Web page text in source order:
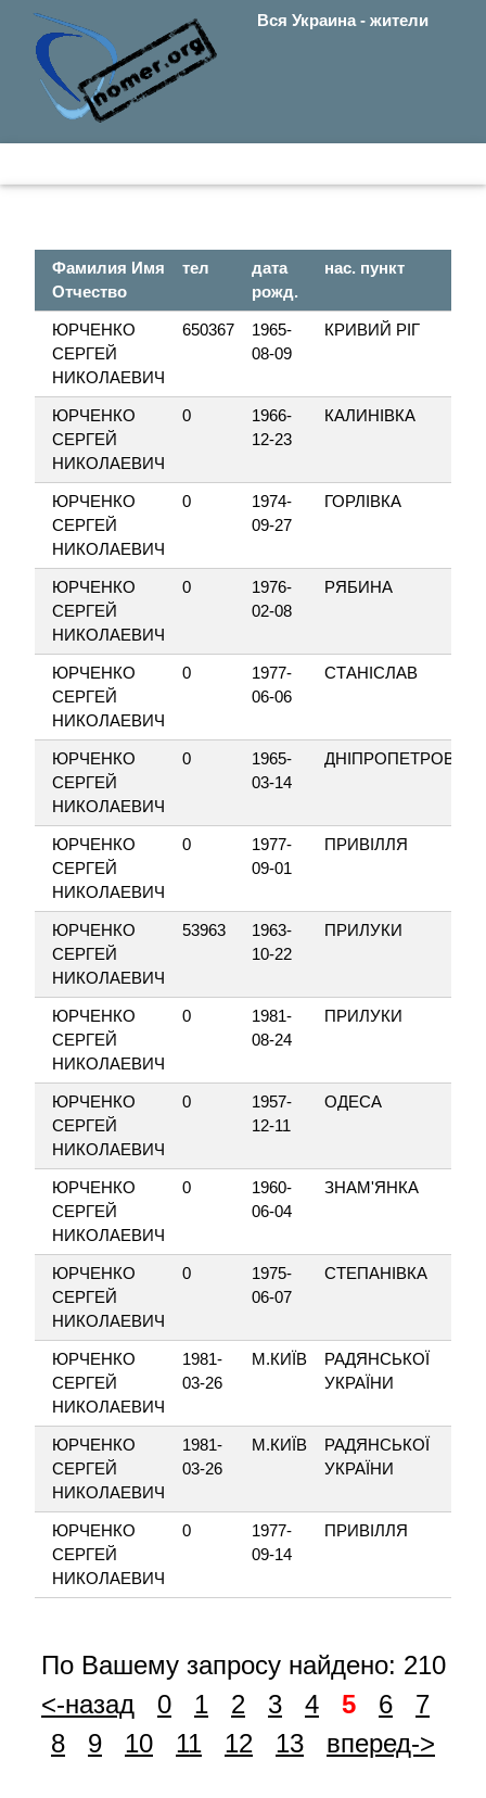
Вся Украина - жители
Фамилия Имя
Отчество
тел
дата
рожд.
нас. пункт
ЮРЧЕНКО
СЕРГЕЙ
НИКОЛАЕВИЧ
650367
1965-
08-09
КРИВИЙ РІГ
ЮРЧЕНКО
СЕРГЕЙ
НИКОЛАЕВИЧ
0
1966-
12-23
КАЛИНІВКА
ЮРЧЕНКО
СЕРГЕЙ
НИКОЛАЕВИЧ
0
1974-
09-27
ГОРЛІВКА
ЮРЧЕНКО
СЕРГЕЙ
НИКОЛАЕВИЧ
0
1976-
02-08
РЯБИНА
ЮРЧЕНКО
СЕРГЕЙ
НИКОЛАЕВИЧ
0
1977-
06-06
СТАНІСЛАВ
ЮРЧЕНКО
СЕРГЕЙ
НИКОЛАЕВИЧ
0
1965-
03-14
ДНІПРОПЕТРОВСЬК
ЮРЧЕНКО
СЕРГЕЙ
НИКОЛАЕВИЧ
0
1977-
09-01
ПРИВІЛЛЯ
ЮРЧЕНКО
СЕРГЕЙ
НИКОЛАЕВИЧ
53963
1963-
10-22
ПРИЛУКИ
ЮРЧЕНКО
СЕРГЕЙ
НИКОЛАЕВИЧ
0
1981-
08-24
ПРИЛУКИ
ЮРЧЕНКО
СЕРГЕЙ
НИКОЛАЕВИЧ
0
1957-
12-11
ОДЕСА
ЮРЧЕНКО
СЕРГЕЙ
НИКОЛАЕВИЧ
0
1960-
06-04
ЗНАМ'ЯНКА
ЮРЧЕНКО
СЕРГЕЙ
НИКОЛАЕВИЧ
0
1975-
06-07
СТЕПАНІВКА
ЮРЧЕНКО
СЕРГЕЙ
НИКОЛАЕВИЧ
1981-
03-26
М.КИЇВ
РАДЯНСЬКОЇ
УКРАЇНИ
ЮРЧЕНКО
СЕРГЕЙ
НИКОЛАЕВИЧ
1981-
03-26
М.КИЇВ
РАДЯНСЬКОЇ
УКРАЇНИ
ЮРЧЕНКО
СЕРГЕЙ
НИКОЛАЕВИЧ
0
1977-
09-14
ПРИВІЛЛЯ
По Вашему запросу найдено: 210
<-назад
0 1 2 3 4 5 6
7
8
9 10 11 12 13 вперед->